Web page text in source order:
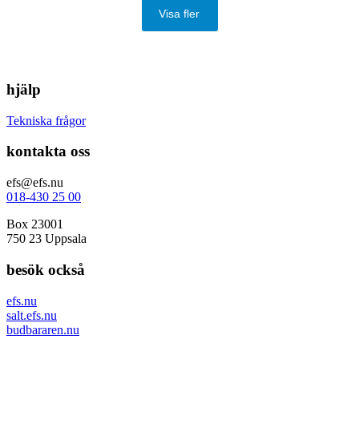
Visa fler
hjälp
Tekniska frågor
kontakta oss
efs@efs.nu
018-430 25 00
Box 23001
750 23 Uppsala
besök också
efs.nu
salt.efs.nu
budbararen.nu